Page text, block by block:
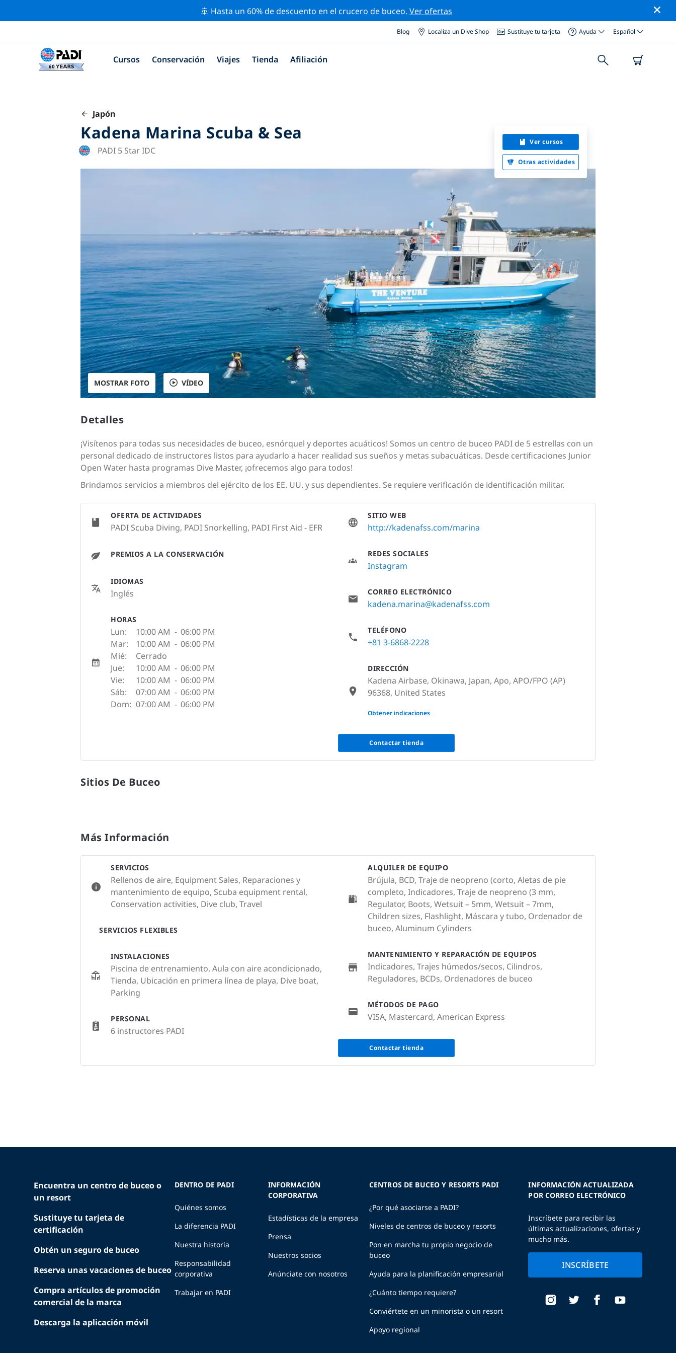
🚢 Hasta un 60% de descuento en el crucero de buceo. Ver ofertas
Blog Localiza un Dive Shop Sustituye tu tarjeta Ayuda Español
Cursos Conservación Viajes Tienda Afiliación
Japón
Kadena Marina Scuba & Sea
PADI 5 Star IDC
Ver cursos
Otras actividades
MOSTRAR FOTO VÍDEO
Detalles
¡Visítenos para todas sus necesidades de buceo, esnórquel y deportes acuáticos! Somos un centro de buceo PADI de 5 estrellas con un
personal dedicado de instructores listos para ayudarlo a hacer realidad sus sueños y metas subacuáticas. Desde certificaciones Junior
Open Water hasta programas Dive Master, ¡ofrecemos algo para todos!
Brindamos servicios a miembros del ejército de los EE. UU. y sus dependientes. Se requiere verificación de identificación militar.
OFERTA DE ACTIVIDADES
PADI Scuba Diving, PADI Snorkelling, PADI First Aid - EFR
PREMIOS A LA CONSERVACIÓN
IDIOMAS
Inglés
HORAS
Lun: 10:00 AM - 06:00 PM
Mar:
10:00 AM - 06:00 PM
Mié:
Cerrado
Jue:
10:00 AM - 06:00 PM
Vie:
10:00 AM - 06:00 PM
Sáb:
07:00 AM - 06:00 PM
Dom: 07:00 AM - 06:00 PM
SITIO WEB
http://kadenafss.com/marina
REDES SOCIALES
Instagram
CORREO ELECTRÓNICO
kadena.marina@kadenafss.com
TELÉFONO
+81 3-6868-2228
DIRECCIÓN
Kadena Airbase, Okinawa, Japan, Apo, APO/FPO (AP)
96368, United States
None
Obtener indicaciones
Contactar tienda
Sitios De Buceo
Más Información
SERVICIOS
Rellenos de aire, Equipment Sales, Reparaciones y
mantenimiento de equipo, Scuba equipment rental,
Conservation activities, Dive club, Travel
SERVICIOS FLEXIBLES
INSTALACIONES
Piscina de entrenamiento, Aula con aire acondicionado,
Tienda, Ubicación en primera línea de playa, Dive boat,
Parking
PERSONAL
6 instructores PADI
ALQUILER DE EQUIPO
Brújula, BCD, Traje de neopreno (corto, Aletas de pie
completo, Indicadores, Traje de neopreno (3 mm,
Regulator, Boots, Wetsuit – 5mm, Wetsuit – 7mm,
Children sizes, Flashlight, Máscara y tubo, Ordenador de
buceo, Aluminum Cylinders
MANTENIMIENTO Y REPARACIÓN DE EQUIPOS
Indicadores, Trajes húmedos/secos, Cilindros,
Reguladores, BCDs, Ordenadores de buceo
MÉTODOS DE PAGO
VISA, Mastercard, American Express
Contactar tienda
Encuentra un centro de buceo o
un resort
Sustituye tu tarjeta de
certificación
Obtén un seguro de buceo
Reserva unas vacaciones de buceo
Compra artículos de promoción
comercial de la marca
Descarga la aplicación móvil
DENTRO DE PADI
Quiénes somos
La diferencia PADI
Nuestra historia
Responsabilidad
corporativa
Trabajar en PADI
INFORMACIÓN
CORPORATIVA
Estadísticas de la empresa
Prensa
Nuestros socios
Anúnciate con nosotros
CENTROS DE BUCEO Y RESORTS PADI
¿Por qué asociarse a PADI?
Niveles de centros de buceo y resorts
Pon en marcha tu propio negocio de
buceo
Ayuda para la planificación empresarial
¿Cuánto tiempo requiere?
Conviértete en un minorista o un resort
Apoyo regional
INFORMACIÓN ACTUALIZADA
POR CORREO ELECTRÓNICO
Inscríbete para recibir las
últimas actualizaciones, ofertas y
mucho más.
INSCRÍBETE